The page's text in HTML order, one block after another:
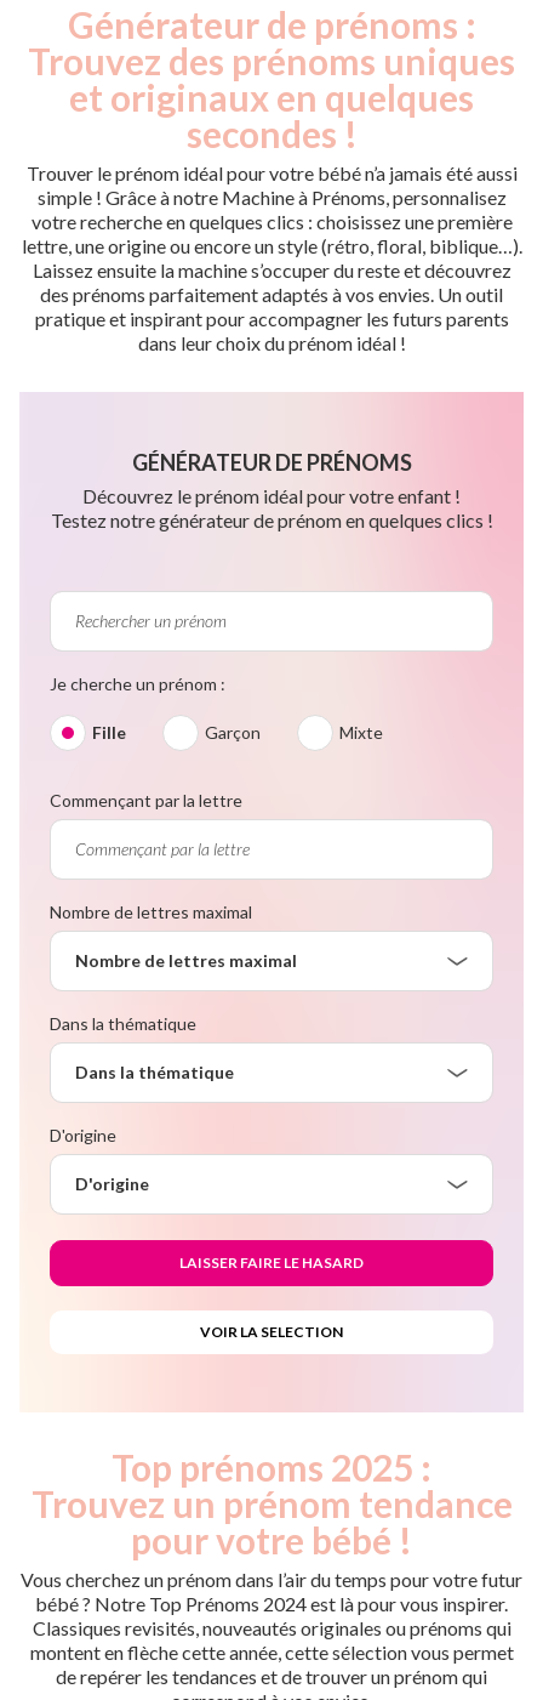
Générateur de prénoms :
Trouvez des prénoms uniques
et originaux en quelques
secondes !
Trouver le prénom idéal pour votre bébé n’a jamais été aussi
simple ! Grâce à notre Machine à Prénoms, personnalisez
votre recherche en quelques clics : choisissez une première
lettre, une origine ou encore un style (rétro, floral, biblique…).
Laissez ensuite la machine s’occuper du reste et découvrez
des prénoms parfaitement adaptés à vos envies. Un outil
pratique et inspirant pour accompagner les futurs parents
dans leur choix du prénom idéal !
GÉNÉRATEUR DE PRÉNOMS
Découvrez le prénom idéal pour votre enfant !
Testez notre générateur de prénom en quelques clics !
Je cherche un prénom :
Fille Garçon Mixte
Commençant par la lettre
Nombre de lettres maximal
Nombre de lettres maximal
Dans la thématique
Dans la thématique
D'origine
D'origine
Top prénoms 2025 :
Trouvez un prénom tendance
pour votre bébé !
Vous cherchez un prénom dans l’air du temps pour votre futur
bébé ? Notre Top Prénoms 2024 est là pour vous inspirer.
Classiques revisités, nouveautés originales ou prénoms qui
montent en flèche cette année, cette sélection vous permet
de repérer les tendances et de trouver un prénom qui